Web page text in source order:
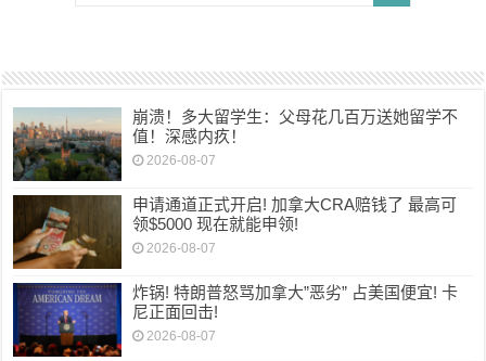
崩溃！多大留学生：父母花几百万送她留学不
值！深感内疚！
2026-08-07
申请通道正式开启! 加拿大CRA赔钱了 最高可
领$5000 现在就能申领!
2026-08-07
炸锅! 特朗普怒骂加拿大”恶劣” 占美国便宜! 卡
尼正面回击!
2026-08-07